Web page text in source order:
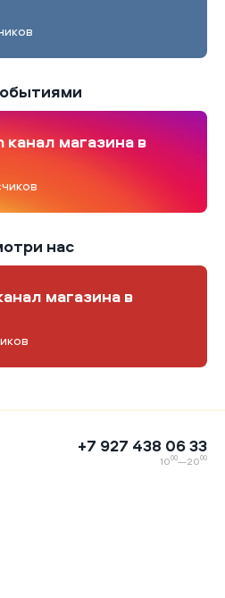
канал магазина в
нас
магазина в
+7 927 438 06 33
1000—2000